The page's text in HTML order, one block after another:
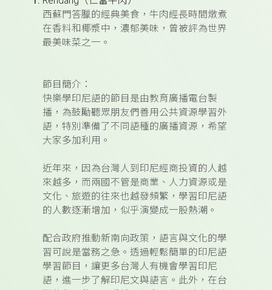
西蘇門答臘的經典美食，牛肉經長時間燉煮
在香料和椰漿中，濃郁美味，曾被評為世界
最美味菜之一。
節目簡介：
快樂學印尼語的節目是由教育廣播電台製
播，為鼓勵聽眾朋友們善用公共資源學習外
語，特別準備了不同語種的廣播資源，希望
大家多加利用。
近年來，因為台灣人到印尼經商投資的人越
來越多，而兩國不管是商業、人力資源或是
文化、旅遊的往來也越發頻繁，學習印尼語
的人數逐漸增加，似乎演變成一股熱潮。
配合政府推動新南向政策，語言與文化的學
習可說是當務之急。透過輕鬆簡單的印尼語
學習節目，讓更多台灣人有機會學習印尼
語，進一步了解印尼文與語言。此外，在台